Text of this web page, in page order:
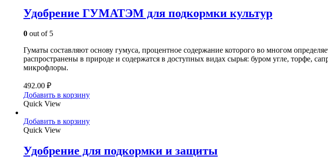
Удобрение ГУМАТЭМ для подкормки культур
0 out of 5
Гуматы составляют основу гумуса, процентное содержание которого во многом
распространены в природе и содержатся в доступных видах сырья: буром угле, торфе,
микрофлоры.
492.00 ₽
Добавить в корзину
Quick View
Добавить в корзину
Quick View
Удобрение для подкормки и защиты